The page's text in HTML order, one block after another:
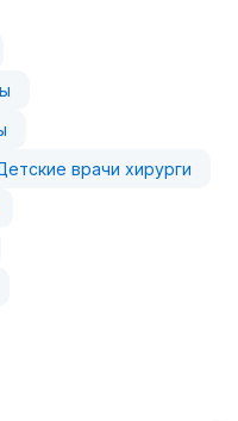
врачи хирурги